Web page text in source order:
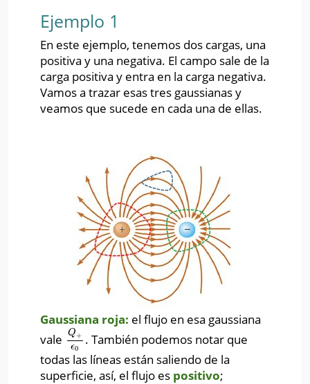
Ejemplo 1
En este ejemplo, tenemos dos cargas, una
positiva y una negativa. El campo sale de la
carga positiva y entra en la carga negativa.
Vamos a trazar esas tres gaussianas y
veamos que sucede en cada una de ellas.
Gaussiana roja: el flujo en esa gaussiana
vale
Q+
ϵ0
Q+ϵ0
. También podemos notar que
todas las líneas están saliendo de la
superficie, así, el flujo es positivo;